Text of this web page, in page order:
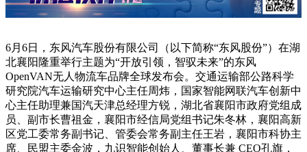
6月6日，东风汽车股份有限公司（以下简称“东风股份”）在湖
北襄阳隆重举行主题为“开放引领，智驭未来”的东风
OpenVAN无人物流车品牌全球发布会。交通运输部公路科学
研究院汽车运输研究中心主任周炜，国家智能网联汽车创新中
心主任助理兼国汽天津总经理方锐，湖北省襄阳市政府党组成
员、副市长曹祖金，襄阳市经信局党组书记朱冬林，襄阳高新
区党工委常务副书记、管委会常务副主任王岩，襄阳市科协主
席、民盟主委金波，九识智能创始人、董事长兼 CEO孔旗，